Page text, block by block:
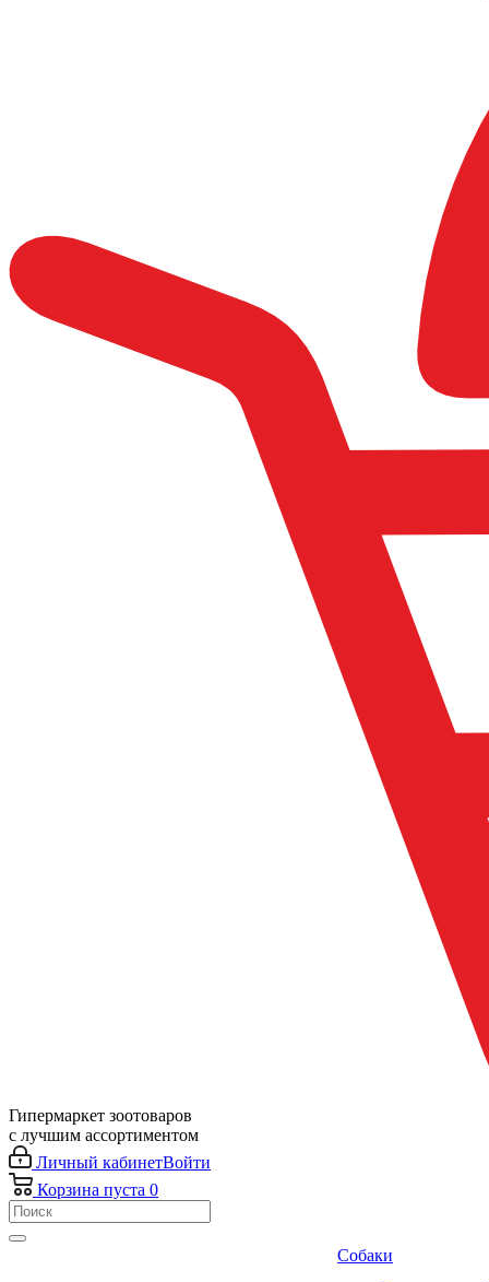
Гипермаркет зоотоваров
с лучшим ассортиментом
Личный кабинетВойти
Корзина пуста 0
Собаки